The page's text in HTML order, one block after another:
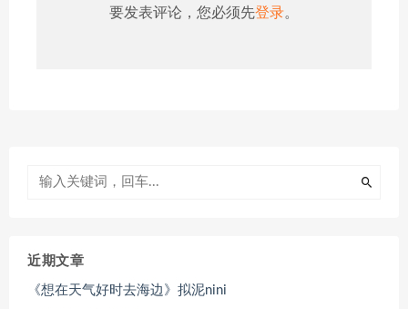
要发表评论，您必须先登录。
近期文章
《想在天气好时去海边》拟泥nini